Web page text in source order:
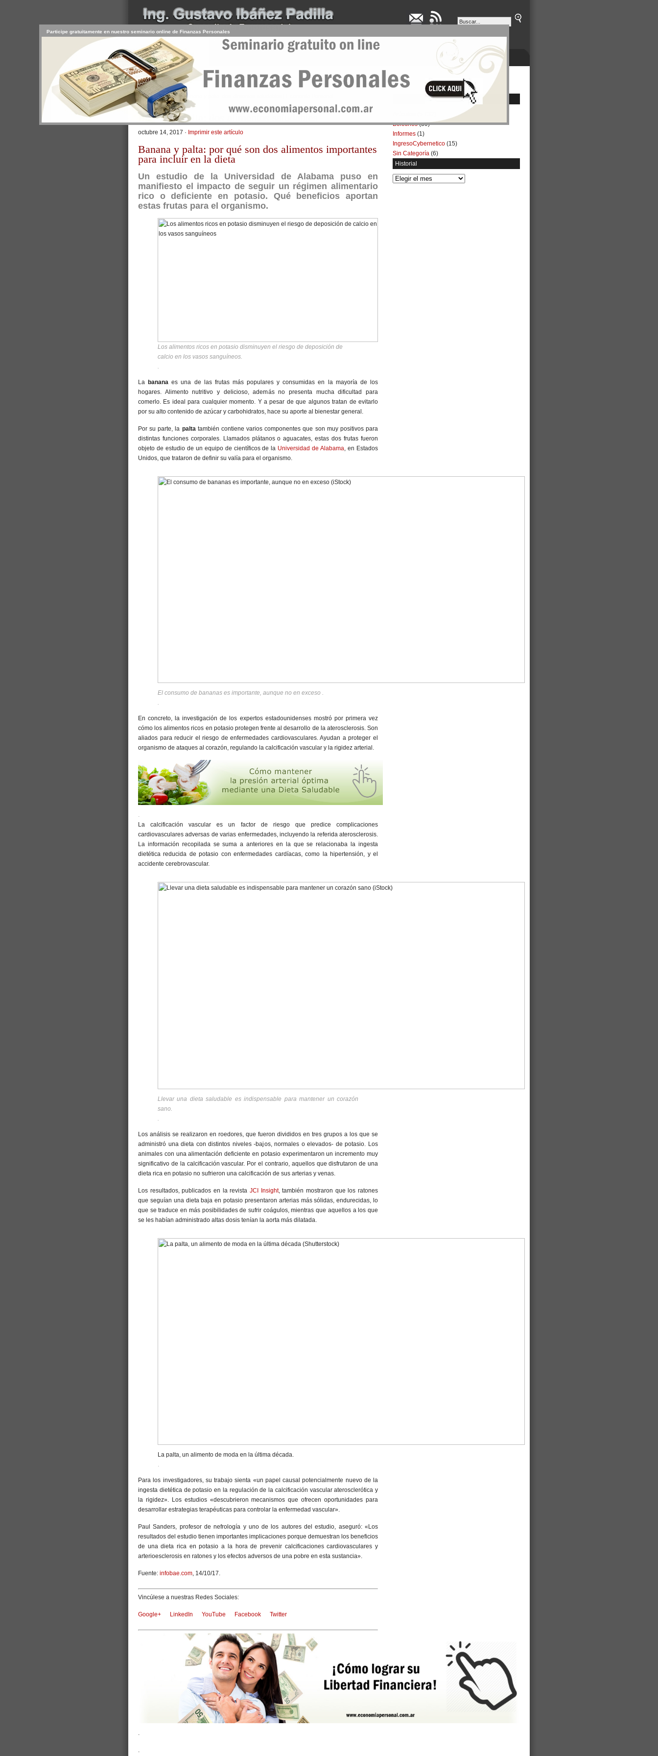
INICIO SERVICIOS BOLETINES NEGOCIOS
CONTACTO USUARIO
>Inicio/Artículos / Banana y palta: dos alimentos saludables | Economía Personal
Banana y palta: dos alimentos saludables
octubre 14, 2017 · Imprimir este artículo
Banana y palta: por qué son dos alimentos importantes
para incluir en la dieta
Un estudio de la Universidad de Alabama puso en
manifiesto el impacto de seguir un régimen alimentario
rico o deficiente en potasio. Qué beneficios aportan
estas frutas para el organismo.
Los alimentos ricos en potasio disminuyen el riesgo de deposición de
calcio en los vasos sanguíneos.
.
Labanana es una de las frutas más populares y consumidas en la mayoría de los
hogares. Alimento nutritivo y delicioso, además no presenta mucha dificultad para
comerlo. Es ideal para cualquier momento. Y a pesar de que algunos tratan de evitarlo
por su alto contenido de azúcar y carbohidratos, hace su aporte al bienestar general.
Por su parte, la paltatambién contiene varios componentes que son muy positivos para
distintas funciones corporales. Llamados plátanos o aguacates, estas dos frutas fueron
objeto de estudio de un equipo de científicos de la Universidad de Alabama, en Estados
Unidos, que trataron de definir su valía para el organismo.
El consumo de bananas es importante, aunque no en exceso .
.
En concreto, la investigación de los expertos estadounidenses mostró por primera vez
cómo los alimentos ricos en potasio protegen frente al desarrollo de la aterosclerosis. Son
aliados para reducir el riesgo de enfermedades cardiovasculares. Ayudan a proteger el
organismo de ataques al corazón, regulando la calcificación vascular y la rigidez arterial.
.
La calcificación vascular es un factor de riesgo que predice complicaciones
cardiovasculares adversas de varias enfermedades, incluyendo la referida aterosclerosis.
La información recopilada se suma a anteriores en la que se relacionaba la ingesta
dietética reducida de potasio con enfermedades cardíacas, como la hipertensión, y el
accidente cerebrovascular.
Llevar una dieta saludable es indispensable para mantener un corazón
sano.
Los análisis se realizaron en roedores, que fueron divididos en tres grupos a los que se
administró una dieta con distintos niveles -bajos, normales o elevados- de potasio. Los
animales con una alimentación deficiente en potasio experimentaron un incremento muy
significativo de la calcificación vascular. Por el contrario, aquellos que disfrutaron de una
dieta rica en potasio no sufrieron una calcificación de sus arterias y venas.
Los resultados, publicados en la revista JCI Insight, también mostraron que los ratones
que seguían una dieta baja en potasio presentaron arterias más sólidas, endurecidas, lo
que se traduce en más posibilidades de sufrir coágulos, mientras que aquellos a los que
se les habían administrado altas dosis tenían la aorta más dilatada.
La palta, un alimento de moda en la última década.
.
Para los investigadores, su trabajo sienta «un papel causal potencialmente nuevo de la
ingesta dietética de potasio en la regulación de la calcificación vascular aterosclerótica y
la rigidez». Los estudios «descubrieron mecanismos que ofrecen oportunidades para
desarrollar estrategias terapéuticas para controlar la enfermedad vascular».
Paul Sanders, profesor de nefrología y uno de los autores del estudio, aseguró: «Los
resultados del estudio tienen importantes implicaciones porque demuestran los beneficios
de una dieta rica en potasio a la hora de prevenir calcificaciones cardiovasculares y
arterioesclerosis en ratones y los efectos adversos de una pobre en esta sustancia».
Fuente: infobae.com, 14/10/17.
Vincúlese a nuestras Redes Sociales:
Google+ LinkedIn YouTube Facebook Twitter
Participe gratuitamente en nuestro seminario online de Finanzas Personales
.
.
Boletines(39)
Informes (1)
IngresoCybernetico (15)
Sin Categoría (6)
Historial
Historial